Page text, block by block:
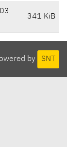
341 KiB
by SNT